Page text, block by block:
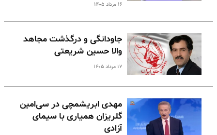
۱۶ مرداد ۱۴۰۵
جاودانگی و درگذشت مجاهد
والا حسین شریعتی
۱۷ مرداد ۱۴۰۵
مهدی ابریشمچی در سی‌امین
گلریزان همیاری با سیمای
آزادی